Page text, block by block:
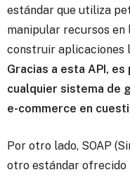
estándar que utiliza
manipular recursos en
construir aplicaciones
Gracias a esta API,
cualquier sistema de
e-commerce en
Por otro lado, SOAP
otro estándar